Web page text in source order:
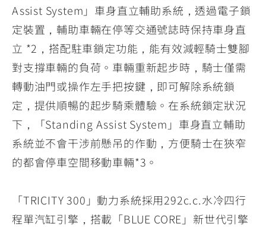
Assist System」車身直立輔助系統，透過電子鎖
定裝置，輔助車輛在停等交通號誌時保持車身直
立 *2，搭配駐車鎖定功能，能有效減輕騎士雙腳
對支撐車輛的負荷。車輛重新起步時，騎士僅需
轉動油門或操作左手把按鍵，即可解除系統鎖
定，提供順暢的起步騎乘體驗。在系統鎖定狀況
下，「Standing Assist System」車身直立輔助
系統並不會干涉前懸吊的作動，方便騎士在狹窄
的都會停車空間移動車輛*3。
「TRICITY 300」動力系統採用292c.c.水冷四行
程單汽缸引擎，搭載「BLUE CORE」新世代引擎